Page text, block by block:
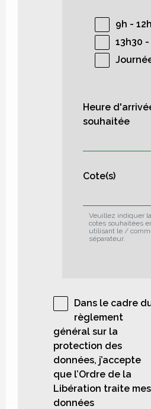
9h - 12h
13h30 -
Heure
souhaitée
Cote(s)
Veuillez indiquer
cotes souhaitées
utilisant le /
séparateur.
Dans le cadre
règlement
général sur la
protection des
données, j’accepte
que l’Ordre de la
Libération traite mes
données